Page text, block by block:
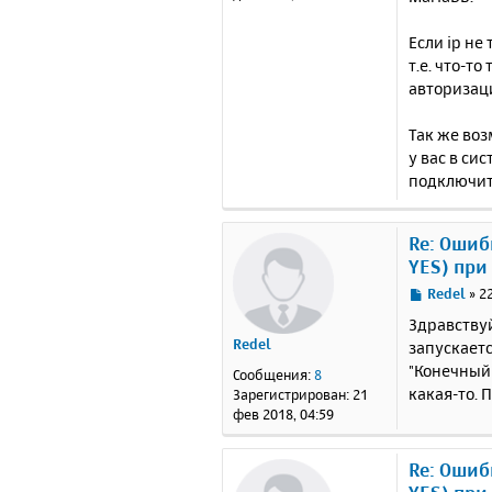
Если ip не
т.е. что-
Так же
у вас в
Redel
Сообщения:8
Зарегистрирован: 21
фев 2018, 04:59
Re:
YES)
С
о
б
щ
е
е
Redel »
какая-то.
Re: